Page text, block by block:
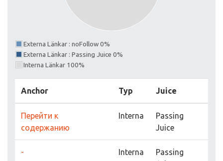
Externa Länkar : noFollow 0%
Externa Länkar : Passing Juice 0%
Interna Länkar 100%
Anchor Typ Juice
Перейти к
содержанию
Interna
Passing
Juice
- Interna
Passing